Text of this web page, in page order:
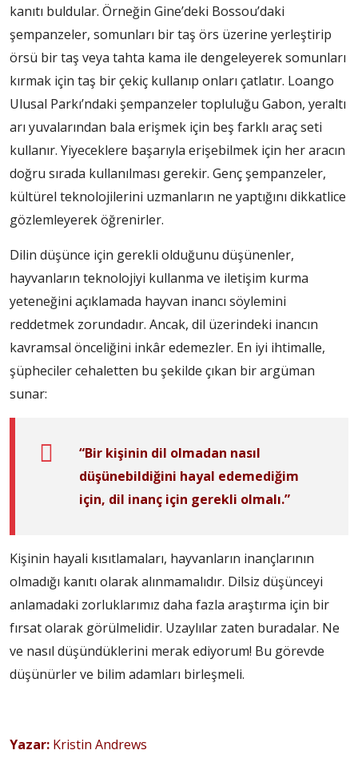
kanıtı buldular. Örneğin Gine’deki Bossou’daki
şempanzeler, somunları bir taş örs üzerine yerleştirip
örsü bir taş veya tahta kama ile dengeleyerek somunları
kırmak için taş bir çekiç kullanıp onları çatlatır. Loango
Ulusal Parkı’ndaki şempanzeler topluluğu Gabon, yeraltı
arı yuvalarından bala erişmek için beş farklı araç seti
kullanır. Yiyeceklere başarıyla erişebilmek için her aracın
doğru sırada kullanılması gerekir. Genç şempanzeler,
kültürel teknolojilerini uzmanların ne yaptığını dikkatlice
gözlemleyerek öğrenirler.
Dilin düşünce için gerekli olduğunu düşünenler,
hayvanların teknolojiyi kullanma ve iletişim kurma
yeteneğini açıklamada hayvan inancı söylemini
reddetmek zorundadır. Ancak, dil üzerindeki inancın
kavramsal önceliğini inkâr edemezler. En iyi ihtimalle,
şüpheciler cehaletten bu şekilde çıkan bir argüman
sunar:
“Bir kişinin dil olmadan nasıl
düşünebildiğini hayal edemediğim
için, dil inanç için gerekli olmalı.”
Kişinin hayali kısıtlamaları, hayvanların inançlarının
olmadığı kanıtı olarak alınmamalıdır. Dilsiz düşünceyi
anlamadaki zorluklarımız daha fazla araştırma için bir
fırsat olarak görülmelidir. Uzaylılar zaten buradalar. Ne
ve nasıl düşündüklerini merak ediyorum! Bu görevde
düşünürler ve bilim adamları birleşmeli.
Yazar: Kristin Andrews